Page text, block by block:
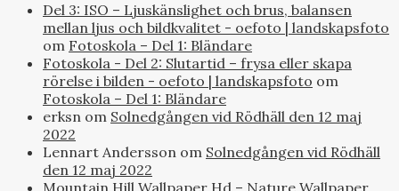
Del 3: ISO – Ljuskänslighet och brus, balansen
mellan ljus och bildkvalitet - oefoto | landskapsfoto
om Fotoskola – Del 1: Bländare
Fotoskola - Del 2: Slutartid – frysa eller skapa
rörelse i bilden - oefoto | landskapsfoto om
Fotoskola – Del 1: Bländare
erksn om Solnedgången vid Rödhäll den 12 maj
2022
Lennart Andersson om Solnedgången vid Rödhäll
den 12 maj 2022
Mountain Hill Wallpaper Hd – Nature Wallpaper